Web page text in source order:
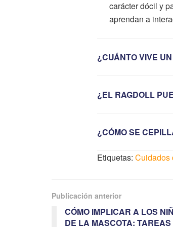
carácter dócil y
aprendan a
¿CUÁNTO VIVE
¿EL RAGDOLL
¿CÓMO SE
Etiquetas: Cuidados
Publicación anterior
CÓMO IMPLICAR A LOS
DE LA MASCOTA: